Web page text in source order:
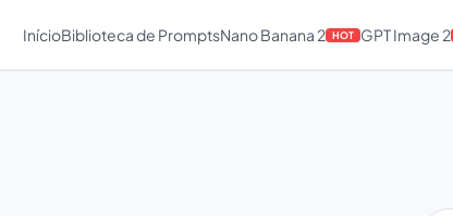
InícioBiblioteca de PromptsNano Banana 2 HOT GPT Image 2